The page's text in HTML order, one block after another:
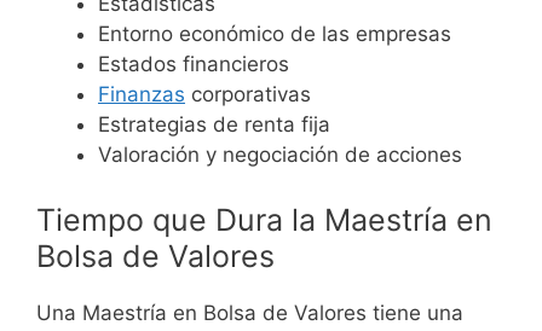
Entorno económico de las empresas
Estados financieros
Finanzas corporativas
Estrategias de renta fija
Valoración y negociación de acciones
Tiempo que Dura la Maestría en
Bolsa de Valores
Una Maestría en Bolsa de Valores tiene una